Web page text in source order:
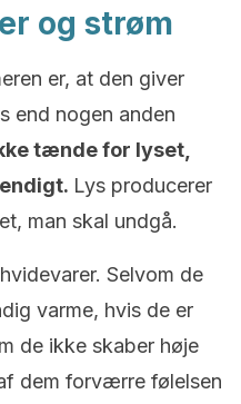
og strøm
er, at den giver
end nogen anden
tænde for lyset,
Lys producerer
man skal undgå.
Selvom de
varme, hvis de er
de ikke skaber høje
dem forværre følelsen